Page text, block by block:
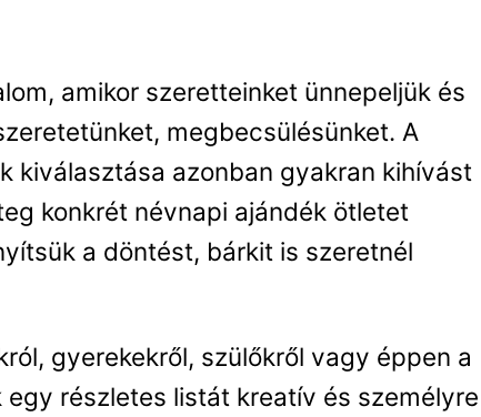
amikor szeretteinket ünnepeljük és
megbecsülésünket. A
kiválasztása azonban gyakran kihívást
konkrét névnapi ajándék ötletet
a döntést, bárkit is szeretnél
gyerekekről, szülőkről vagy éppen a
részletes listát kreatív és személyre